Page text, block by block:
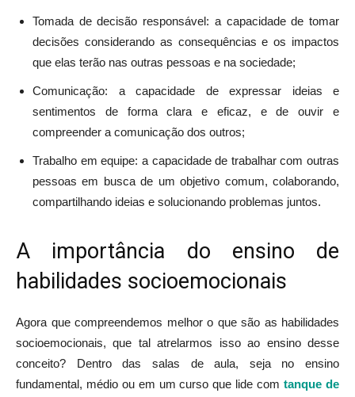
Tomada de decisão responsável: a capacidade de tomar
decisões considerando as consequências e os impactos
que elas terão nas outras pessoas e na sociedade;
Comunicação: a capacidade de expressar ideias e
sentimentos de forma clara e eficaz, e de ouvir e
compreender a comunicação dos outros;
Trabalho em equipe: a capacidade de trabalhar com outras
pessoas em busca de um objetivo comum, colaborando,
compartilhando ideias e solucionando problemas juntos.
A importância do ensino de
habilidades socioemocionais
Agora que compreendemos melhor o que são as habilidades
socioemocionais, que tal atrelarmos isso ao ensino desse
conceito? Dentro das salas de aula, seja no ensino
fundamental, médio ou em um curso que lide comtanque de